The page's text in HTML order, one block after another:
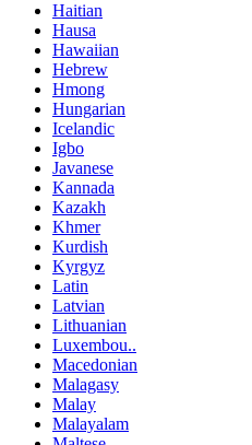
Haitian
Hausa
Hawaiian
Hebrew
Hmong
Hungarian
Icelandic
Igbo
Javanese
Kannada
Kazakh
Khmer
Kurdish
Kyrgyz
Latin
Latvian
Lithuanian
Luxembou..
Macedonian
Malagasy
Malay
Malayalam